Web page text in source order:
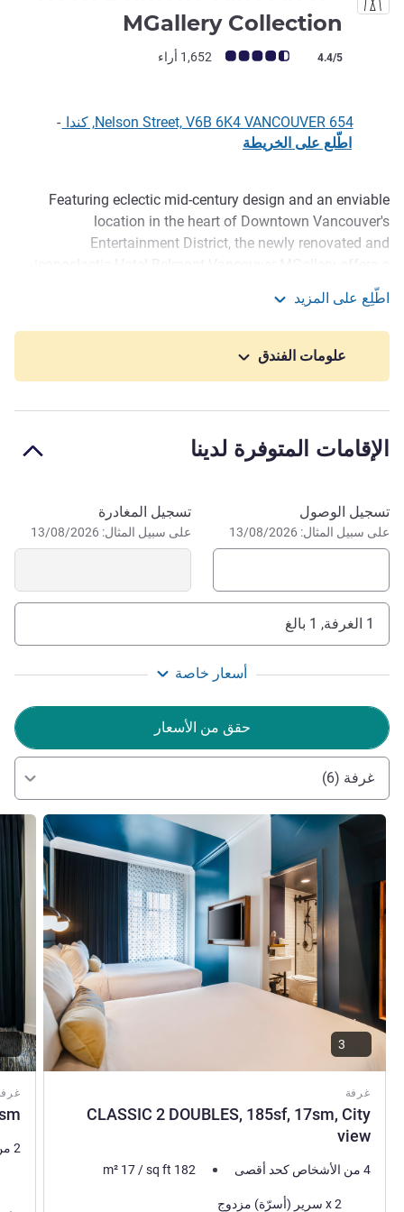
MGallery Collection
ملاحظة أراء العملاء (رأي ALL)
4.4/5 1,652 أراء
654 Nelson Street, V6B 6K4 VANCOUVER, كندا
-
اطّلع على الخريطة
الوصف
Featuring eclectic mid-century design and an enviable
location in the heart of Downtown Vancouver's
Entertainment District, the newly renovated and
unique boutique hotel experience with state-of-the-art
accommodations and onsite food and beverage that will
for sure delight all your senses. The nearby Yaletown also
offers some of the city's best restaurants. Fans can also
Welcome to Hotel Belmont.
إدارة الفندق Jovanna Chung
اطّلِع على المزيد
علومات الفندق
الإقامات المتوفرة لدينا
احجز في هذا الفندق
تسجيل الوصول
على سبيل المثال: 13/08/2026
تسجيل المغادرة
على سبيل المثال: 13/08/2026
1 الغرفة, 1 بالغ
أسعار خاصة
حقق من الأسعار
غرفة (6)
غرفة
CLASSIC 2 DOUBLES, 185sf, 17sm, City
view
راجع التفاصيل
4 من الأشخاص كحد أقصى m² 17/sq ft 182
فرش السرير
2 x سرير (أسرّة) مزدوج
راجع
2 من الأشخاص كحد أقصى